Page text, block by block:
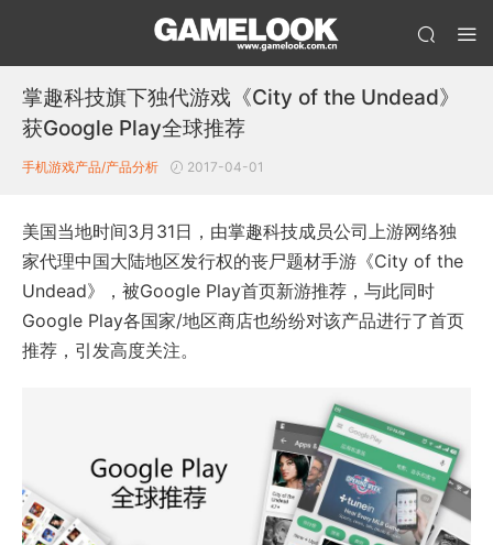
掌趣科技旗下独代游戏《City of the Undead》
获Google Play全球推荐
手机游戏产品/产品分析 2017-04-01
美国当地时间3月31日，由掌趣科技成员公司上游网络独
家代理中国大陆地区发行权的丧尸题材手游《City of the
Undead》，被Google Play首页新游推荐，与此同时
Google Play各国家/地区商店也纷纷对该产品进行了首页
推荐，引发高度关注。